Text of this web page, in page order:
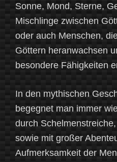
Sonne, Mond, Sterne,
Mischlinge zwischen
oder auch Menschen,
Göttern heranwachsen
besondere Fähigkeiten
In den mythischen
begegnet man immer
durch
sowie mit großer
Aufmerksamkeit der